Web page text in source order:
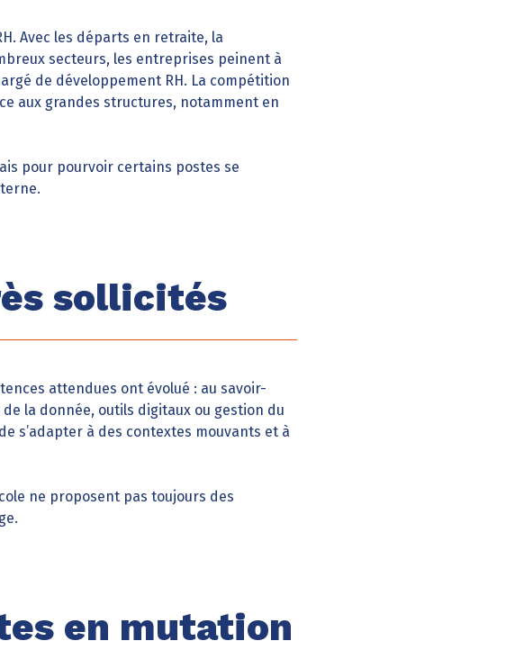
Avec les départs en retraite, la
secteurs, les entreprises peinent à
de développement RH. La compétition
aux grandes structures, notamment en
pour pourvoir certains postes se
sollicités
attendues ont évolué : au savoir-
la donnée, outils digitaux ou gestion du
s’adapter à des contextes mouvants et à
ne proposent pas toujours des
en mutation